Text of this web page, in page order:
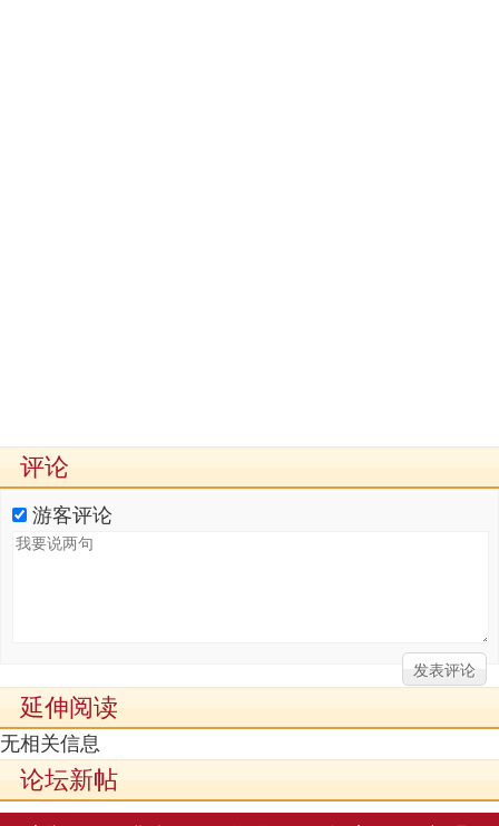
评论
游客评论
延伸阅读
无相关信息
论坛新帖